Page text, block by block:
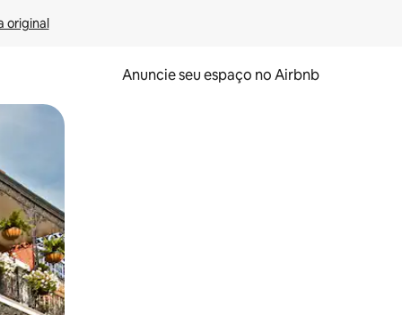
original
Anuncie seu espaço no Airbnb